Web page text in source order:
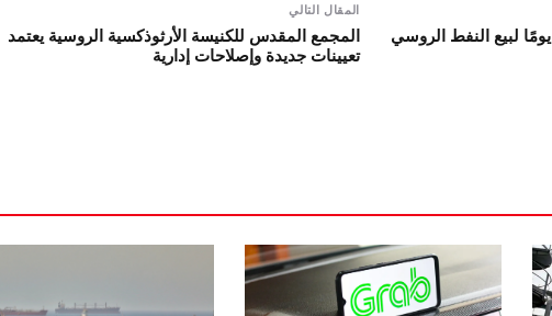
واشنطن تمنح إعفاءً مؤقتًا لمدة 30 يومًا لبيع النفط الروسي
المقال التالي
المجمع المقدس للكنيسة الأرثوذكسية الروسية يعتمد
تعيينات جديدة وإصلاحات إدارية